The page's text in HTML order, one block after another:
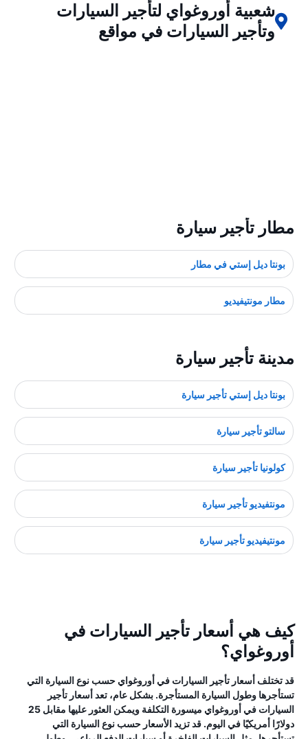
شعبية أوروغواي لتأجير السيارات
وتأجير السيارات في مواقع
مطار تأجير سيارة
بونتا ديل إستي في مطار
مطار مونتيفيديو
مدينة تأجير سيارة
بونتا ديل إستي تأجير سيارة
سالتو تأجير سيارة
كولونيا تأجير سيارة
مونتفيديو تأجير سيارة
مونتيفيديو تأجير سيارة
كيف هي أسعار تأجير السيارات في
أوروغواي؟
قد تختلف أسعار تأجير السيارات في أوروغواي حسب نوع السيارة التي
تستأجرها وطول السيارة المستأجرة. بشكل عام، تعد أسعار تأجير
السيارات في أوروغواي ميسورة التكلفة ويمكن العثور عليها مقابل 25
دولارًا أمريكيًا في اليوم. قد تزيد الأسعار حسب نوع السيارة التي